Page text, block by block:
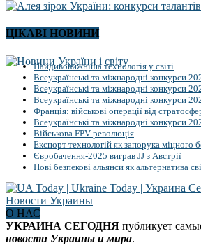
ЦІКАВІ НОВИНИ
Найдивовижніша технологія у світі
Всеукраїнські та міжнародні конкурси
Всеукраїнські та міжнародні конкурси
Всеукраїнські та міжнародні конкурси
Франція: військові операції від
Всеукраїнські та міжнародні конкурси
Військова FPV-революція
Експорт технологій як запорука міцного
Євробачення-2025 виграв JJ з Австрії
Нові безпекові альянси як альтернатива
О НАС
УКРАИНА СЕГОДНЯ публикует
новости Украины и мира.